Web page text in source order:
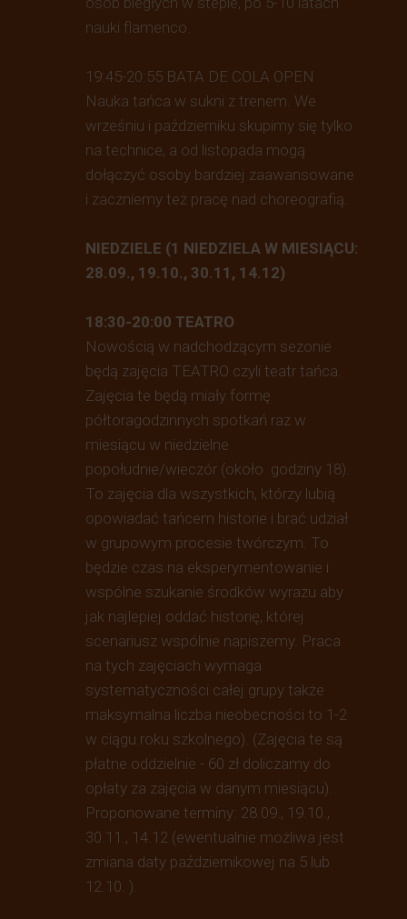
nauki flamenco.
19:45-20:55 BATA DE COLA OPEN
Nauka tańca w sukni z trenem. We
wrześniu i październiku skupimy się tylko
na technice, a od listopada mogą
dołączyć osoby bardziej zaawansowane
i zaczniemy też pracę nad choreografią.
NIEDZIELE (1 NIEDZIELA W MIESIĄCU:
28.09., 19.10., 30.11, 14.12)
18:30-20:00 TEATRO
Nowością w nadchodzącym sezonie
będą zajęcia TEATRO czyli teatr tańca.
Zajęcia te będą miały formę
półtoragodzinnych spotkań raz w
miesiącu w niedzielne
popołudnie/wieczór (około godziny 18).
To zajęcia dla wszystkich, którzy lubią
opowiadać tańcem historie i brać udział
w grupowym procesie twórczym. To
będzie czas na eksperymentowanie i
wspólne szukanie środków wyrazu aby
jak najlepiej oddać historię, której
scenariusz wspólnie napiszemy. Praca
na tych zajęciach wymaga
systematyczności całej grupy także
maksymalna liczba nieobecności to 1-2
w ciągu roku szkolnego). (Zajęcia te są
płatne oddzielnie - 60 zł doliczamy do
opłaty za zajęcia w danym miesiącu).
Proponowane terminy: 28.09., 19.10.,
30.11., 14.12 (ewentualnie możliwa jest
zmiana daty październikowej na 5 lub
12.10. ).